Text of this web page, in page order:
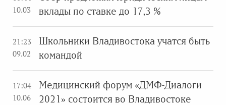
10.03
вклады по ставке до 17,3 %
21:23
09.02
Школьники Владивостока учатся быть
командой
17:04
10.06
Медицинский форум «ДМФ-Диалоги
2021» состоится во Владивостоке